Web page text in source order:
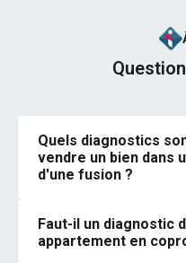
Quels diagnostics
vendre un bien dans
d'une fusion ?
Faut-il un diagnostic
appartement en